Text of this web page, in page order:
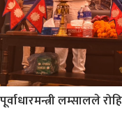
पूर्वाधारमन्त्री लम्सालले